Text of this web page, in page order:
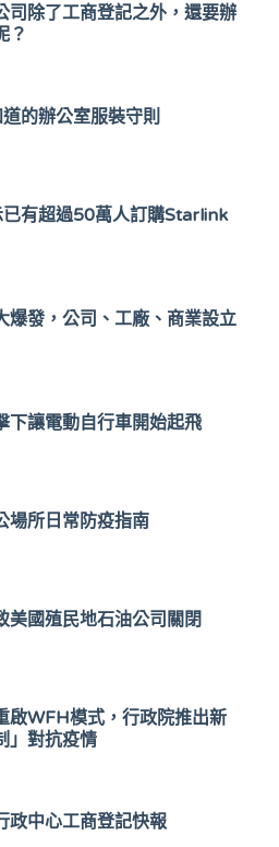
司除了工商登記之外，還要辦
？
的辦公室服裝守則
有超過50萬人訂購Starlink
爆發，公司、工廠、商業設立
下讓電動自行車開始起飛
場所日常防疫指南
美國殖民地石油公司關閉
啟WFH模式，行政院推出新
」對抗疫情
政中心工商登記快報